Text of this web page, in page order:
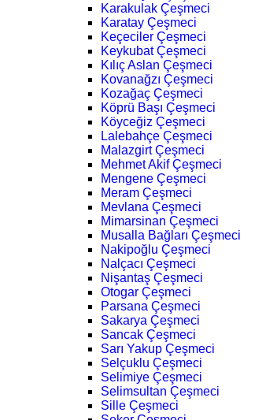
Karakulak Çeşmeci
Karatay Çeşmeci
Keçeciler Çeşmeci
Keykubat Çeşmeci
Kılıç Aslan Çeşmeci
Kovanağzı Çeşmeci
Kozağaç Çeşmeci
Köprü Başı Çeşmeci
Köyceğiz Çeşmeci
Lalebahçe Çeşmeci
Malazgirt Çeşmeci
Mehmet Akif Çeşmeci
Mengene Çeşmeci
Meram Çeşmeci
Mevlana Çeşmeci
Mimarsinan Çeşmeci
Musalla Bağları Çeşmeci
Nakipoğlu Çeşmeci
Nalçacı Çeşmeci
Nişantaş Çeşmeci
Otogar Çeşmeci
Parsana Çeşmeci
Sakarya Çeşmeci
Sancak Çeşmeci
Sarı Yakup Çeşmeci
Selçuklu Çeşmeci
Selimiye Çeşmeci
Selimsultan Çeşmeci
Sille Çeşmeci